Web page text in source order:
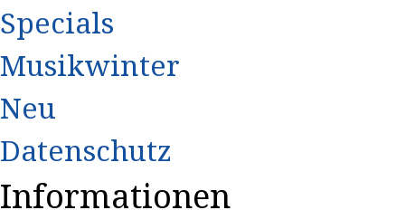
Specials
Musikwinter
Neu
Datenschutz
Informationen